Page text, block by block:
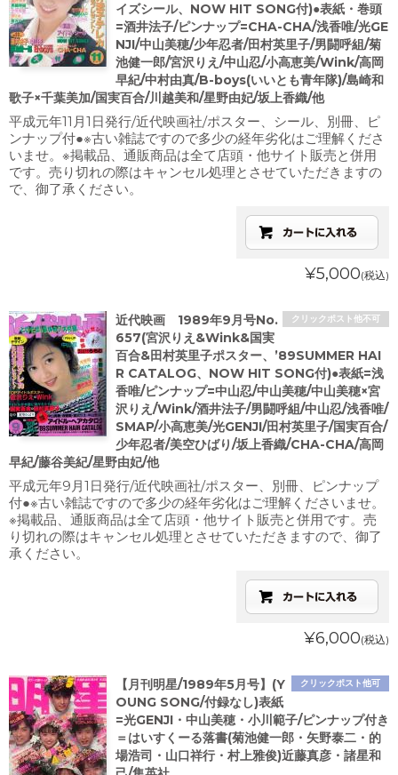
イズシール、NOW HIT SONG付)●表紙・巻頭
=酒井法子/ピンナップ=CHA-CHA/浅香唯/光GE
NJI/中山美穂/少年忍者/田村英里子/男闘呼組/菊
池健一郎/宮沢りえ/中山忍/小高恵美/Wink/高岡
早紀/中村由真/B-boys(いいとも青年隊)/島崎和
歌子×千葉美加/国実百合/川越美和/星野由妃/坂上香織/他
平成元年11月1日発行/近代映画社/ポスター、シール、別冊、ピ
ンナップ付●※古い雑誌ですので多少の経年劣化はご理解くださ
いませ。※掲載品、通販商品は全て店頭・他サイト販売と併用
です。売り切れの際はキャンセル処理とさせていただきますの
で、御了承ください。
¥5,000(税込)
クリックポスト他不可
近代映画 1989年9月号No.
657(宮沢りえ&Wink&国実
百合&田村英里子ポスター、’89SUMMER HAI
R CATALOG、NOW HIT SONG付)●表紙=浅
香唯/ピンナップ=中山忍/中山美穂/中山美穂×宮
沢りえ/Wink/酒井法子/男闘呼組/中山忍/浅香唯/
SMAP/小高恵美/光GENJI/田村英里子/国実百合/
少年忍者/美空ひばり/坂上香織/CHA-CHA/高岡
早紀/藤谷美紀/星野由妃/他
平成元年9月1日発行/近代映画社/ポスター、別冊、ピンナップ
付●※古い雑誌ですので多少の経年劣化はご理解くださいませ。
※掲載品、通販商品は全て店頭・他サイト販売と併用です。売
り切れの際はキャンセル処理とさせていただきますので、御了
承ください。
¥6,000(税込)
クリックポスト他可
【月刊明星/1989年5月号】(Y
OUNG SONG/付録なし)表紙
=光GENJI・中山美穂・小川範子/ピンナップ付き
＝はいすくーる落書(菊池健一郎・矢野泰二・的
場浩司・山口祥行・村上雅俊)近藤真彦・諸星和